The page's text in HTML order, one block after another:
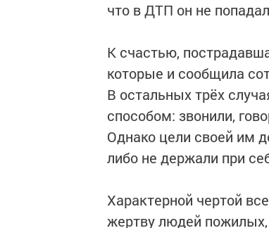
что в ДТП он не
К счастью,
которые и сообщила
В остальных трёх
способом: звонили,
Однако цели своей им
либо не держали при
Характерной чертой
жертву людей